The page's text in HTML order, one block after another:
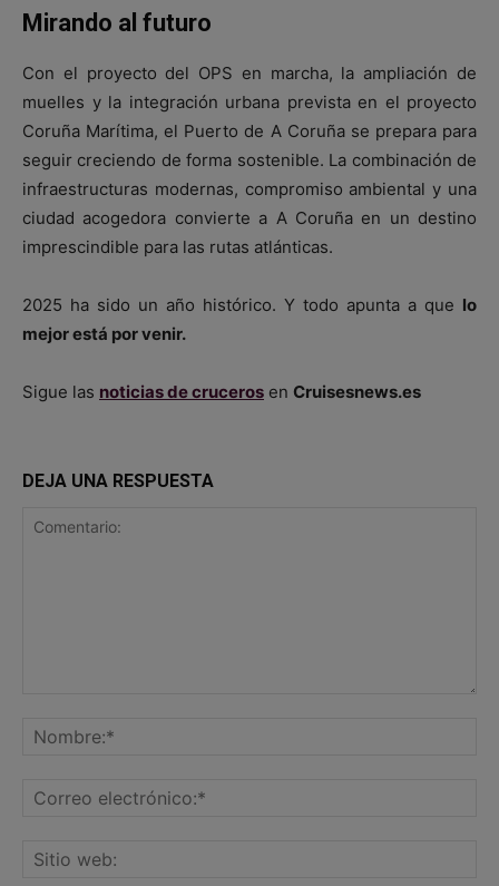
Mirando al futuro
Con el proyecto del OPS en marcha, la ampliación de
muelles y la integración urbana prevista en el proyecto
Coruña Marítima, el Puerto de A Coruña se prepara para
seguir creciendo de forma sostenible. La combinación de
infraestructuras modernas, compromiso ambiental y una
ciudad acogedora convierte a A Coruña en un destino
imprescindible para las rutas atlánticas.
2025 ha sido un año histórico. Y todo apunta a que lo
mejor está por venir.
Sigue las noticias de cruceros en Cruisesnews.es
DEJA UNA RESPUESTA